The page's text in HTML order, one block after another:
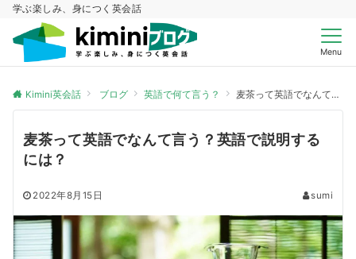
学ぶ楽しみ、身につく英会話
Menu
Kimini英会話 ブログ 英語で何て言う？ 麦茶って英語でなんて言う？英語で説明するには？
麦茶って英語でなんて言う？英語で説明する
には？
2022年8月15日 sumi